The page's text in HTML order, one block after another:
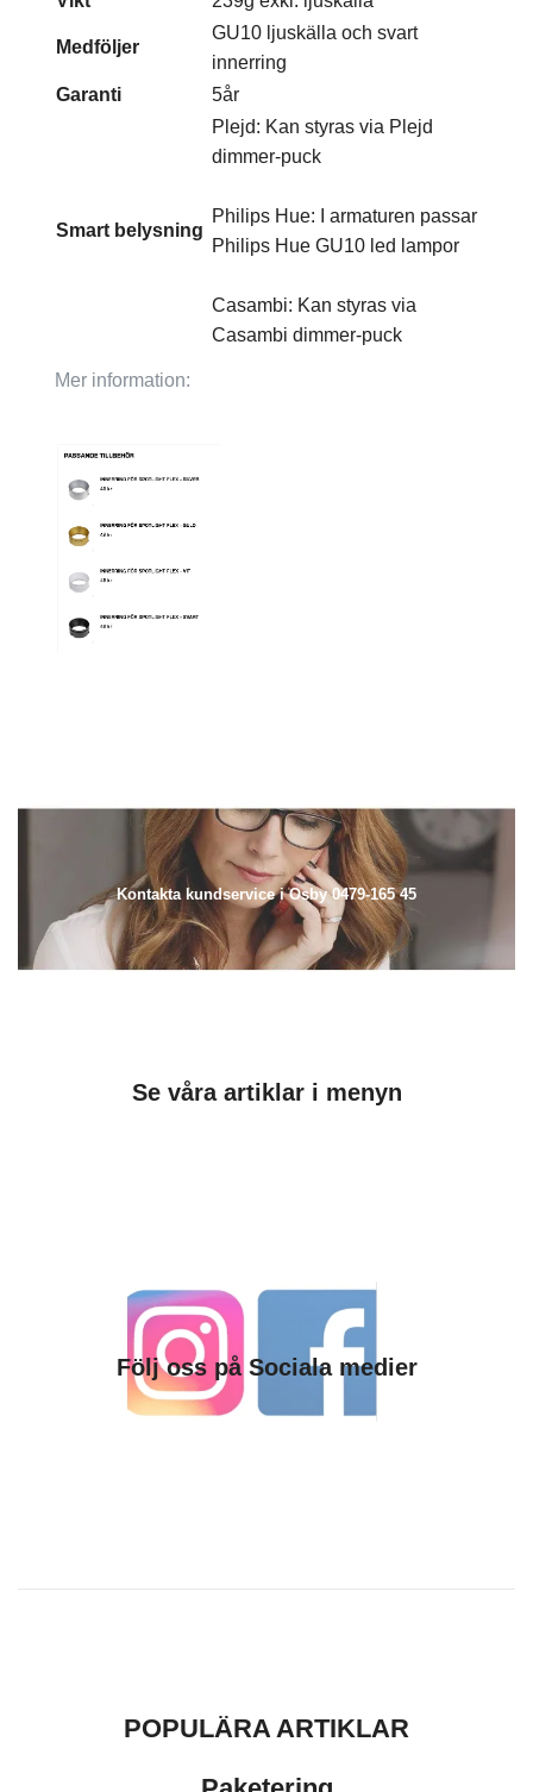
Kontakta kundservice i Osby 0479-165 45
Se våra artiklar i menyn
Följ oss på Sociala medier
POPULÄRA ARTIKLAR
Mer information:
Medföljer
GU10 ljuskälla och svart
innerring
Garanti
5år
Smart belysning
Plejd: Kan styras via Plejd
dimmer-puck
Philips Hue: I armaturen passar
Philips Hue GU10 led lampor
Casambi: Kan styras via
Casambi dimmer-puck